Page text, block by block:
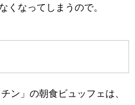
くなってしまうので。
ン」の朝食ビュッフェは、